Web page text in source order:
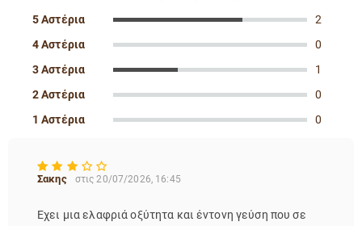
5 Αστέρια
2
4 Αστέρια
0
3 Αστέρια
1
2 Αστέρια
0
1 Αστέρια
0
Σακης στις 20/07/2026, 16:45
Έχει μια ελαφριά οξύτητα και έντονη γεύση που σε